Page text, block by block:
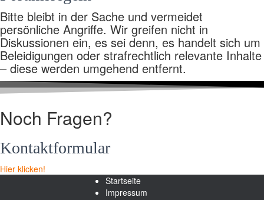
Bitte bleibt in der Sache und vermeidet
persönliche Angriffe. Wir greifen nicht in
Diskussionen ein, es sei denn, es handelt sich um
Beleidigungen oder strafrechtlich relevante Inhalte
– diese werden umgehend entfernt.
Noch Fragen?
Kontaktformular
Hier klicken!
Startseite
Impressum